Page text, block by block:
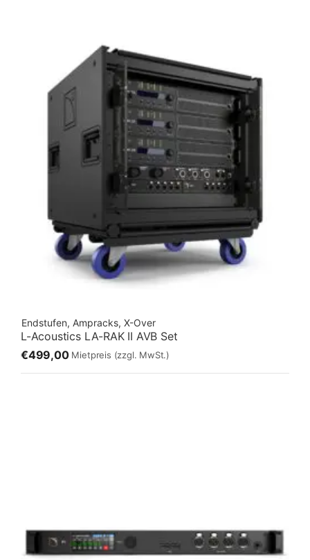
Endstufen, Ampracks, X-Over
L-Acoustics LA-RAK II AVB Set
€499,00 Mietpreis (zzgl. MwSt.)